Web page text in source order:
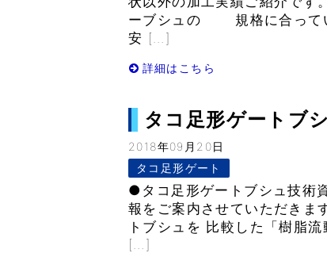
ーブシュの 規格に合って
安 […]
詳細はこちら
タコ足形ゲートブ
2018年09月20日
タコ足形ゲート
●タコ足形ゲートブシュ技術
報をご案内させていただきま
トブシュを 比較した「樹脂
[…]